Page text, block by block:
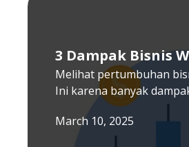
3 Dampak Bisnis
Melihat pertumbuhan
Ini karena banyak
March 10, 2025